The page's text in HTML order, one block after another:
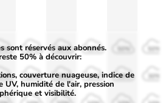
50%
30%
50%
30%
50%
30% 30% 30%
sont réservés aux abonnés.
50% à découvrir:
couverture nuageuse, indice de
UV, humidité de l'air, pression
et visibilité.